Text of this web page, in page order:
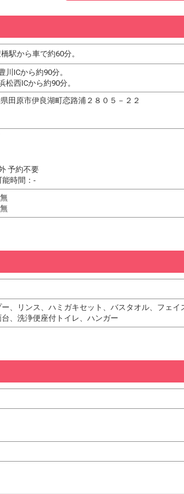
駅から車で約60分。
ICから約90分。
西ICから約90分。
田原市伊良湖町恋路浦２８０５－２２
予約不要
能時間：-
、リンス、ハミガキセット、バスタオル、フェ
、洗浄便座付トイレ、ハンガー